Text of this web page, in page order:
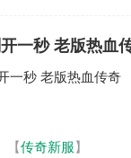
一秒 老版热血
【传奇新服】